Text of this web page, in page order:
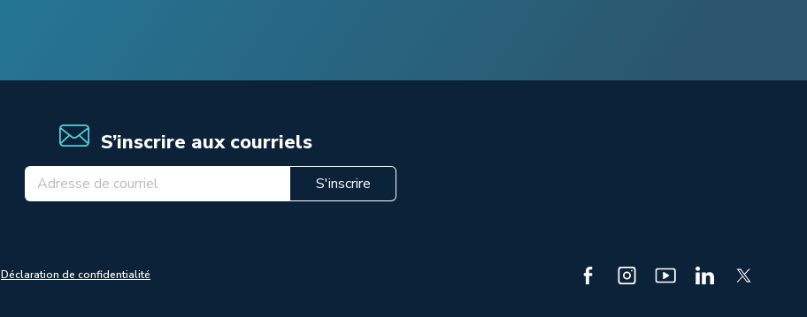
S’inscrire aux courriels
S'inscrire
Déclaration de confidentialité